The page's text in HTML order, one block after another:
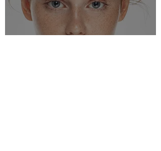
Natürlichkeit als oberste